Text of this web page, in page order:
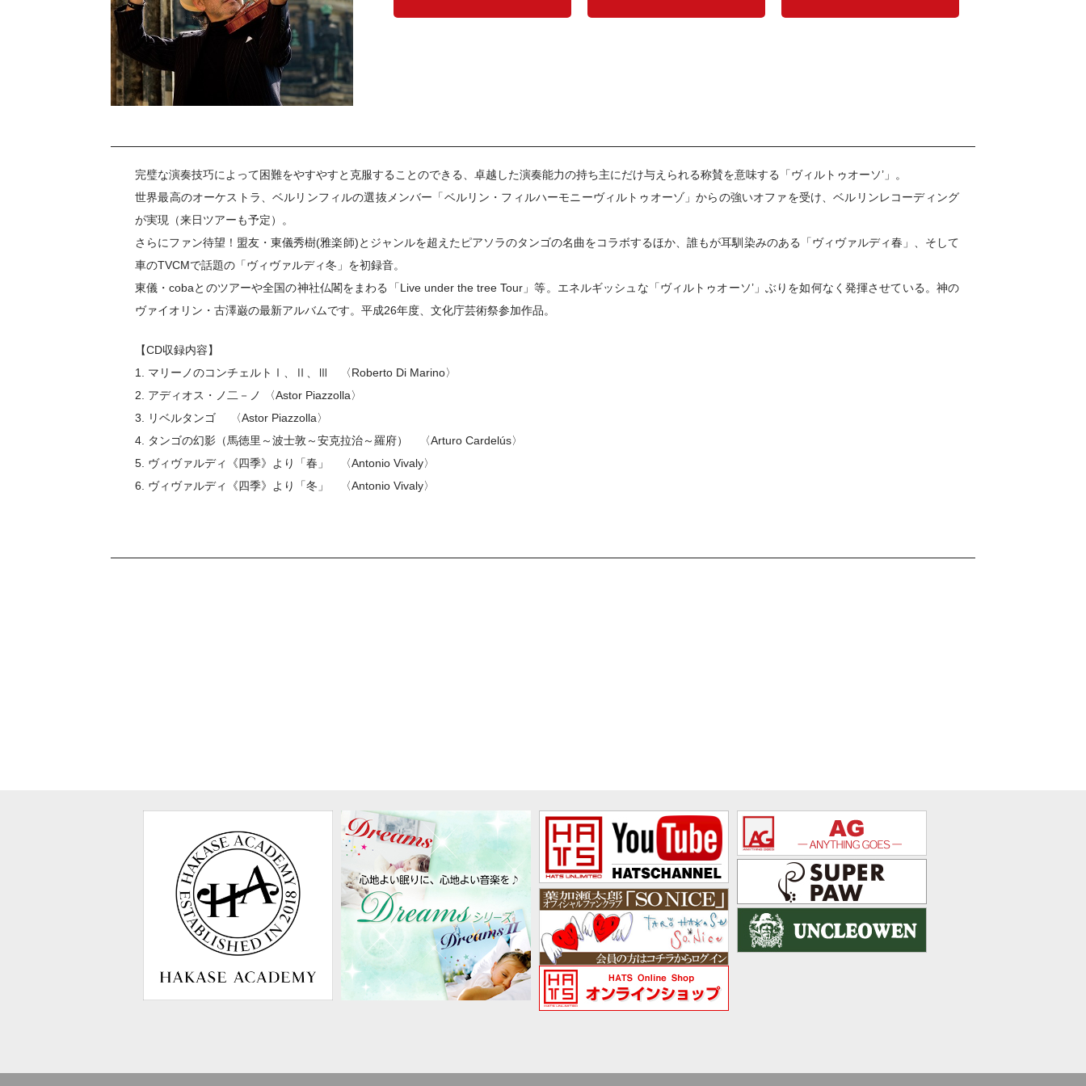
完璧な演奏技巧によって困難をやすやすと克服することのできる、卓越した演奏能力の持ち主にだけ与えられる称賛を意味する「ヴィルトゥオーソ’」。
世界最高のオーケストラ、ベルリンフィルの選抜メンバー「ベルリン・フィルハーモニーヴィルトゥオーゾ」からの強いオファを受け、ベルリンレコーディング
が実現（来日ツアーも予定）。
さらにファン待望！盟友・東儀秀樹(雅楽師)とジャンルを超えたピアソラのタンゴの名曲をコラボするほか、誰もが耳馴染みのある「ヴィヴァルディ春」、そして
車のTVCMで話題の「ヴィヴァルディ冬」を初録音。
東儀・cobaとのツアーや全国の神社仏閣をまわる「Live under the tree Tour」等。エネルギッシュな「ヴィルトゥオーソ’」ぶりを如何なく発揮させている。神の
ヴァイオリン・古澤巌の最新アルバムです。平成26年度、文化庁芸術祭参加作品。
【CD収録内容】
1. マリーノのコンチェルトⅠ、Ⅱ、Ⅲ 〈Roberto Di Marino〉
2. アディオス・ノ二－ノ 〈Astor Piazzolla〉
3. リベルタンゴ 〈Astor Piazzolla〉
4. タンゴの幻影（馬徳里～波士敦～安克拉治～羅府） 〈Arturo Cardelús〉
5. ヴィヴァルディ《四季》より「春」 〈Antonio Vivaly〉
6. ヴィヴァルディ《四季》より「冬」 〈Antonio Vivaly〉